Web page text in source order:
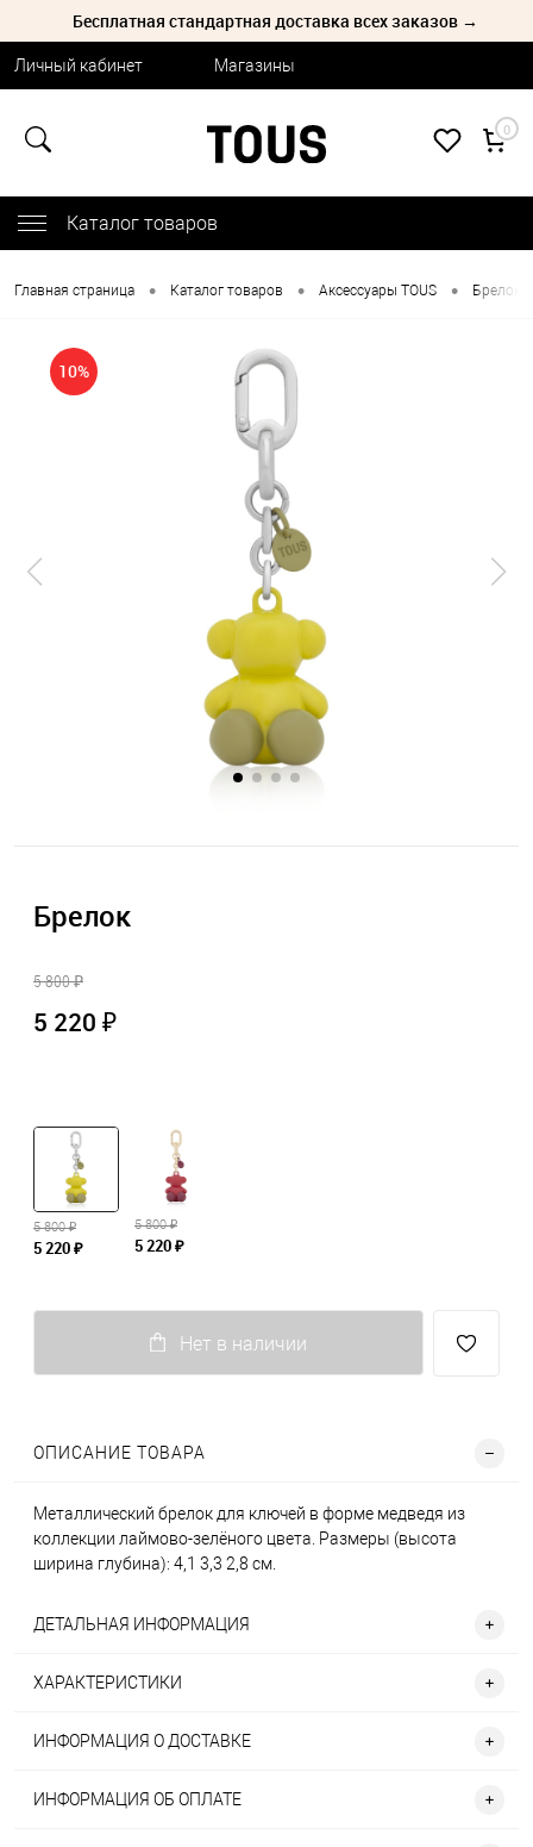
Бесплатная стандартная доставка всех заказов →
Личный кабинет Магазины
0
Каталог товаров
Главная страница • Каталог товаров • Аксессуары TOUS • Брелоки
10%
Брелок
5 800 ₽
5 220 ₽
5 800 ₽
5 220 ₽
5 800 ₽
5 220 ₽
Нет в наличии
ОПИСАНИЕ ТОВАРА
Металлический брелок для ключей в форме медведя из
коллекции лаймово-зелёного цвета. Размеры (высота
ширина глубина): 4,1 3,3 2,8 см.
ДЕТАЛЬНАЯ ИНФОРМАЦИЯ
ХАРАКТЕРИСТИКИ
ИНФОРМАЦИЯ О ДОСТАВКЕ
ИНФОРМАЦИЯ ОБ ОПЛАТЕ